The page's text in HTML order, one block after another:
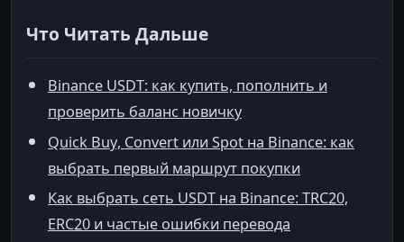
Что Читать Дальше
Binance USDT: как купить, пополнить и
проверить баланс новичку
Quick Buy, Convert или Spot на Binance: как
выбрать первый маршрут покупки
Как выбрать сеть USDT на Binance: TRC20,
ERC20 и частые ошибки перевода